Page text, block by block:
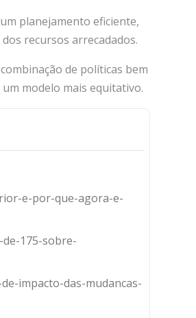
planejamento eficiente,
recursos arrecadados.
de políticas bem
modelo mais equitativo.
e-por-que-agora-e-
175-sobre-
impacto-das-mudancas-